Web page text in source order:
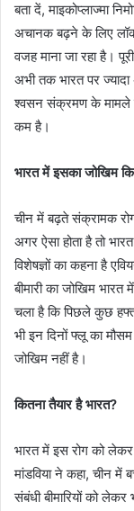
बता दें, माइकोप्लाज्मा
अचानक बढ़ने के लिए
वजह माना जा रहा है।
अभी तक भारत पर
श्वसन संक्रमण के मामले
कम है।
भारत में इसका जोखिम
चीन में बढ़ते संक्रामक
अगर ऐसा होता है तो
विशेषज्ञों का कहना है
बीमारी का जोखिम
चला है कि पिछले कुछ
भी इन दिनों फ्लू का
जोखिम नहीं है।
कितना तैयार है भारत?
भारत में इस रोग को लेकर
मांडविया ने कहा, चीन में
संबंधी बीमारियों को